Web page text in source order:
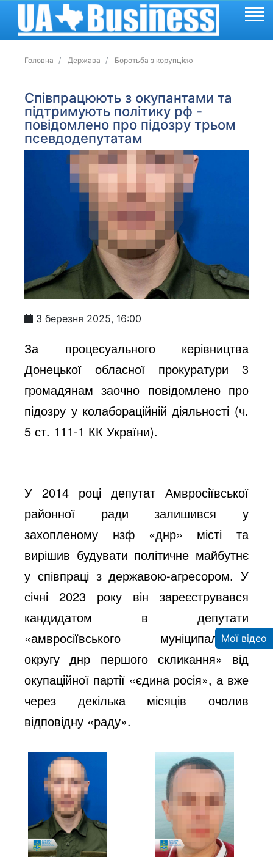
Головна Держава Боротьба з корупцією
Співпрацюють з окупантами та
підтримують політику рф -
повідомлено про підозру трьом
псевдодепутатам
3 березня 2025, 16:00
За процесуального керівництва
Донецької обласної прокуратури 3
громадянам заочно повідомлено про
підозру у колабораційній діяльності (ч.
5 ст. 111-1 КК України).
У 2014 році депутат Амвросіївської
районної ради залишився у
захопленому нзф «днр» місті та
вирішив будувати політичне майбутнє
у співпраці з державою-агресором. У
січні 2023 року він зареєструвався
кандидатом в депутати
«амвросіївського муніципального
округу днр першого скликання» від
окупаційної партії «єдина росія», а вже
через декілька місяців очолив
відповідну «раду».
Мої відео